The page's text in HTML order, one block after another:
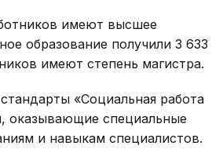
имеют высшее
образование получили 3 633
имеют степень магистра.
«Социальная работа
оказывающие специальные
и навыкам специалистов.